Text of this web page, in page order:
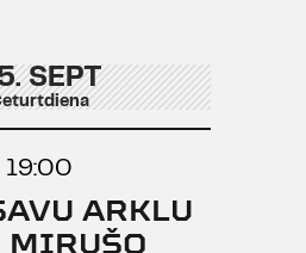
SEPT
19:00
ARKLU
MIRUŠO